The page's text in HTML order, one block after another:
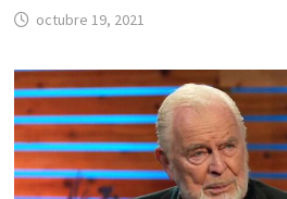
octubre 19, 2021